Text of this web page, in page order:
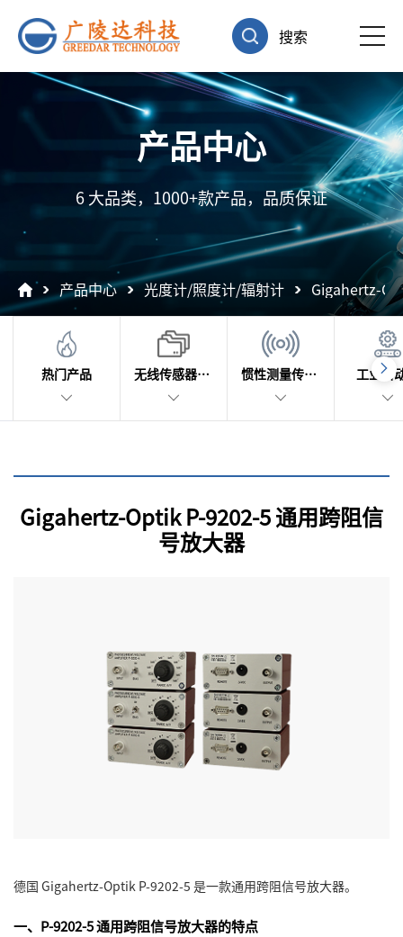
搜索
产品中心
6 大品类，1000+款产品，品质保证
产品中心 光度计/照度计/辐射计 Gigahertz-
热门产品 无线传感器及数据采集 惯性测量传感器 工业自
Gigahertz-Optik P-9202-5 通用跨阻信
号放大器
德国 Gigahertz-Optik P-9202-5 是一款通用跨阻信号放大器。
一、P-9202-5 通用跨阻信号放大器的特点